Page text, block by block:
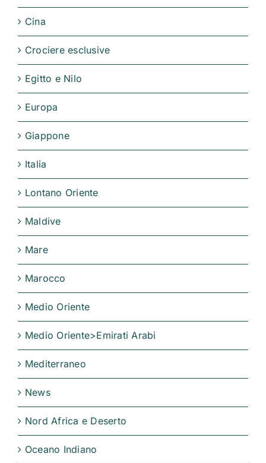
Cina
Crociere esclusive
Egitto e Nilo
Europa
Giappone
Italia
Lontano Oriente
Maldive
Mare
Marocco
Medio Oriente
Medio Oriente>Emirati Arabi
Mediterraneo
News
Nord Africa e Deserto
Oceano Indiano